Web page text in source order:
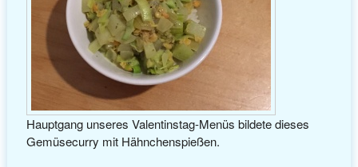
Hauptgang unseres Valentinstag-Menüs bildete dieses
Gemüsecurry mit Hähnchenspießen.